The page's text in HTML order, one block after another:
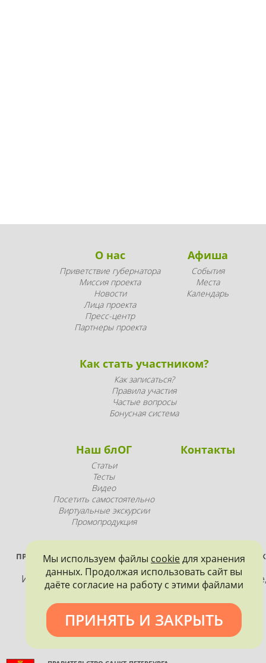
О нас
Приветствие губернатора
Миссия проекта
Новости
Лица проекта
Пресс-центр
Партнеры проекта
Афиша
События
Места
Календарь
Как стать участником?
Как записаться?
Правила участия
Частые вопросы
Бонусная система
Наш блОГ
Статьи
Тесты
Видео
Посетить самостоятельно
Виртуальные экскурсии
Промопродукция
Контакты
ПРОЕКТ РЕАЛИЗУЕТСЯ ПРИ ПОДДЕРЖКЕ ПРАВИТЕЛЬСТВА
ПЕТЕРБУРГА
Использование материалов, размещенных на
допускается только с согласия правообладателя и
обязательной ссылкой на источник информации.
Мы используем файлы cookieдля хранения
данных. Продолжая использовать сайт вы
даёте согласие на работу с этими файлами
ПРИНЯТЬ И ЗАКРЫТЬ